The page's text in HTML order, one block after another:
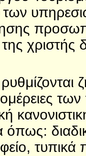
χριστής
όπως: